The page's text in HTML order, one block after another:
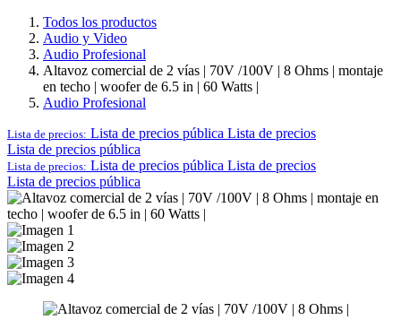
Todos los productos
Audio y Video
Audio Profesional
Altavoz comercial de 2 vías | 70V /100V | 8 Ohms | montaje
en techo | woofer de 6.5 in | 60 Watts |
Audio Profesional
Lista de precios: Lista de precios pública Lista de precios
Lista de precios pública
Lista de precios: Lista de precios pública Lista de precios
Lista de precios pública